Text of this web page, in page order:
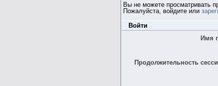
Вы не можете просматривать
Пожалуйста, войдите или
Войти
Имя
Продолжительность